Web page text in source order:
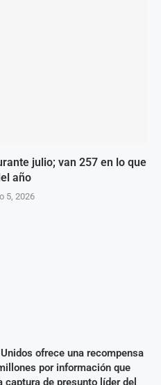
julio; van 257 en lo que
año
5, 2026
ofrece una recompensa
por información que
captura de presunto líder del